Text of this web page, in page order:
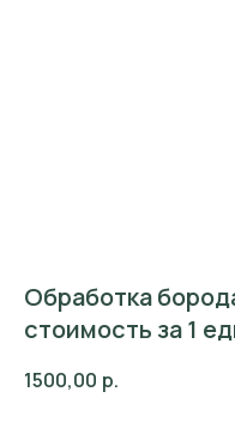
Обработка
стоимость за 1
1500,00 р.